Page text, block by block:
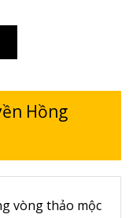
Hồng
vòng thảo mộc